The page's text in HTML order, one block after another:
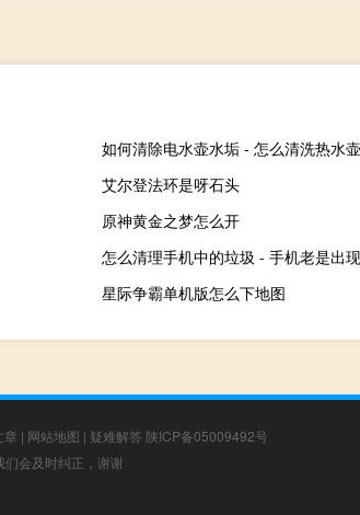
如何清除电水壶水垢 - 怎么清洗热水
艾尔登法环是呀石头
原神黄金之梦怎么开
怎么清理手机中的垃圾 - 手机老是出
星际争霸单机版怎么下地图
章 | 网站地图 | 疑难解答 陕ICP备05009492号
会及时纠正，谢谢